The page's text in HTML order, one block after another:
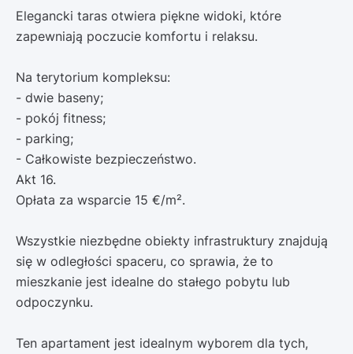
Elegancki taras otwiera piękne widoki, które
zapewniają poczucie komfortu i relaksu.
Na terytorium kompleksu:
- dwie baseny;
- pokój fitness;
- parking;
- Całkowiste bezpieczeństwo.
Akt 16.
Opłata za wsparcie 15 €/m².
Wszystkie niezbędne obiekty infrastruktury znajdują
się w odległości spaceru, co sprawia, że ​​to
mieszkanie jest idealne do stałego pobytu lub
odpoczynku.
Ten apartament jest idealnym wyborem dla tych,